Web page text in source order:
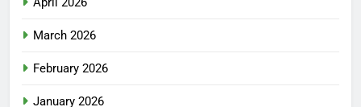
March 2026
February 2026
January 2026